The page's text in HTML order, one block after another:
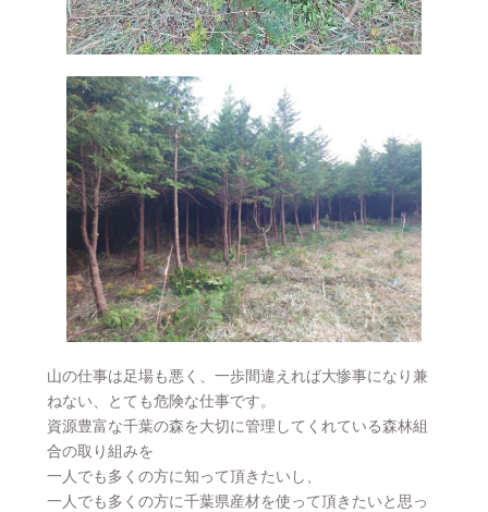
山の仕事は足場も悪く、一歩間違えれば大惨事になり兼
ねない、とても危険な仕事です。
資源豊富な千葉の森を大切に管理してくれている森林組
合の取り組みを
一人でも多くの方に知って頂きたいし、
一人でも多くの方に千葉県産材を使って頂きたいと思っ